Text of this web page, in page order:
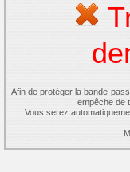
Afin de protéger la bande-
empêche de
Vous serez